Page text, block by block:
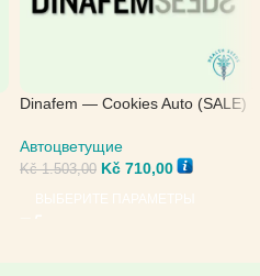
Dinafem — Cookies Auto (SALE)
Автоцветущие
Kč1.503,00 Kč 710,00
ВЫБЕРИТЕ ПАРАМЕТРЫ